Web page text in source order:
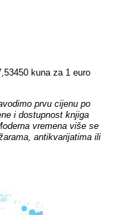
kuna za 1 euro
prvu cijenu po
i dostupnost knjiga
vremena više se
antikvarijatima ili